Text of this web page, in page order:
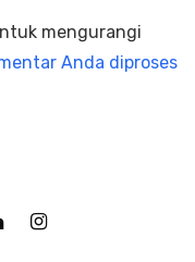
mengurangi
Anda diproses